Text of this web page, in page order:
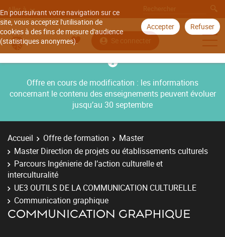
En poursuivant votre navigation sur ce
site, vous acceptez l'utilisation de
cookies à des fins de mesure d'audience
(statistiques anonymes).
Accepter Refuser
Aller à
Se connecter
Offre en cours de modification : les informations
concernant le contenu des enseignements peuvent évoluer
jusqu’au 30 septembre
Accueil Offre de formation
Master
Master Direction de projets ou établissements culturels
Parcours Ingénierie de l’action culturelle et
interculturalité
UE3 OUTILS DE LA COMMUNICATION CULTURELLE
Communication graphique
COMMUNICATION GRAPHIQUE